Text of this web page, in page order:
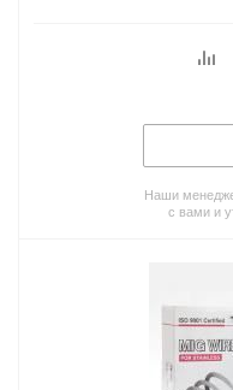
Наши
с вами и